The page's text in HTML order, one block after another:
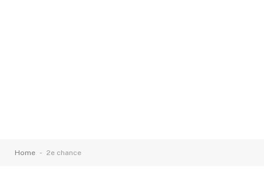
Home - 2e chance